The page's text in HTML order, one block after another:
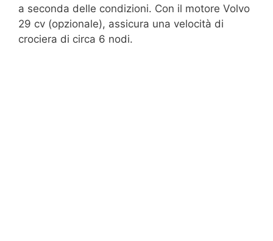
a seconda delle condizioni. Con il motore Volvo
29 cv (opzionale), assicura una velocità di
crociera di circa 6 nodi.